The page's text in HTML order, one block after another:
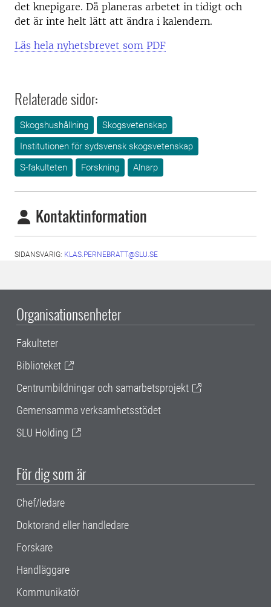
det knepigare. Då planeras arbetet in tidigt och
det är inte helt lätt att ändra i kalendern.
Läs hela nyhetsbrevet som PDF
Relaterade sidor:
Skogshushållning
Skogsvetenskap
Institutionen för sydsvensk skogsvetenskap
S-fakulteten
Forskning Alnarp
Kontaktinformation
SIDANSVARIG: KLAS.PERNEBRATT@SLU.SE
Organisationsenheter
Fakulteter
Biblioteket
Centrumbildningar och samarbetsprojekt
Gemensamma verksamhetsstödet
SLU Holding
För dig som är
Chef/ledare
Doktorand eller handledare
Forskare
Handläggare
Kommunikatör